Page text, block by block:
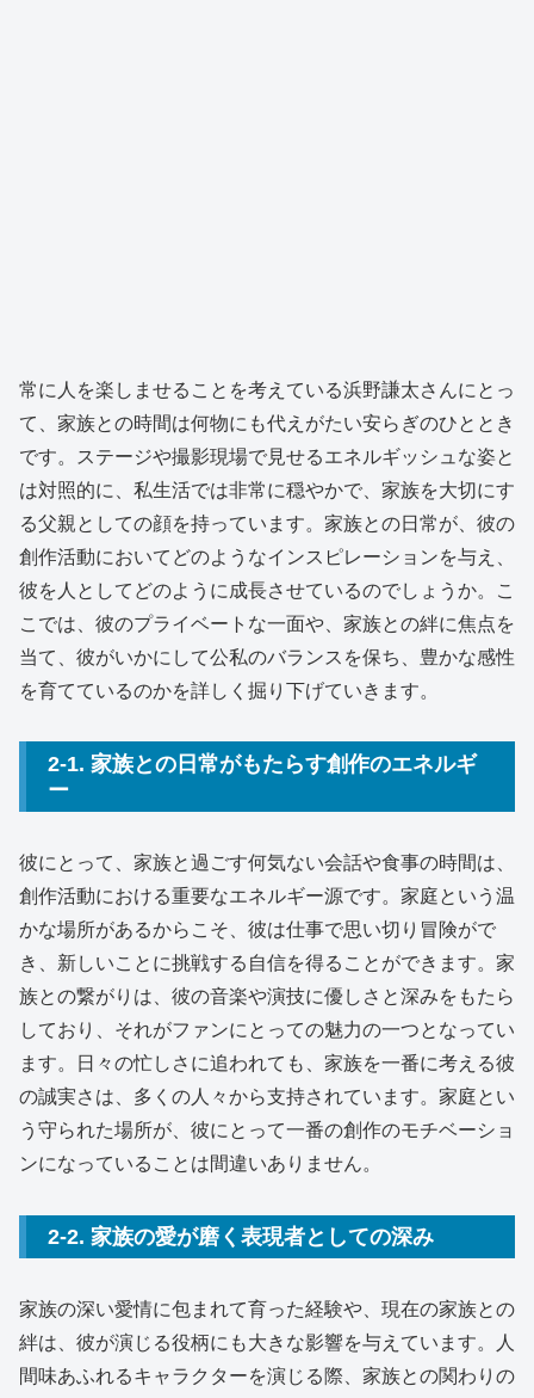
常に人を楽しませることを考えている浜野謙太さんにとっ
て、家族との時間は何物にも代えがたい安らぎのひととき
です。ステージや撮影現場で見せるエネルギッシュな姿と
は対照的に、私生活では非常に穏やかで、家族を大切にす
る父親としての顔を持っています。家族との日常が、彼の
創作活動においてどのようなインスピレーションを与え、
彼を人としてどのように成長させているのでしょうか。こ
こでは、彼のプライベートな一面や、家族との絆に焦点を
当て、彼がいかにして公私のバランスを保ち、豊かな感性
を育てているのかを詳しく掘り下げていきます。
2-1. 家族との日常がもたらす創作のエネルギ
ー
彼にとって、家族と過ごす何気ない会話や食事の時間は、
創作活動における重要なエネルギー源です。家庭という温
かな場所があるからこそ、彼は仕事で思い切り冒険がで
き、新しいことに挑戦する自信を得ることができます。家
族との繋がりは、彼の音楽や演技に優しさと深みをもたら
しており、それがファンにとっての魅力の一つとなってい
ます。日々の忙しさに追われても、家族を一番に考える彼
の誠実さは、多くの人々から支持されています。家庭とい
う守られた場所が、彼にとって一番の創作のモチベーショ
ンになっていることは間違いありません。
2-2. 家族の愛が磨く表現者としての深み
家族の深い愛情に包まれて育った経験や、現在の家族との
絆は、彼が演じる役柄にも大きな影響を与えています。人
間味あふれるキャラクターを演じる際、家族との関わりの